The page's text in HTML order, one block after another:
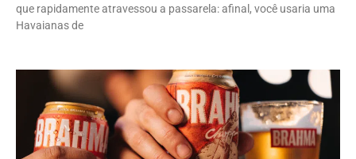
que rapidamente atravessou a passarela: afinal, você usaria uma
Havaianas de